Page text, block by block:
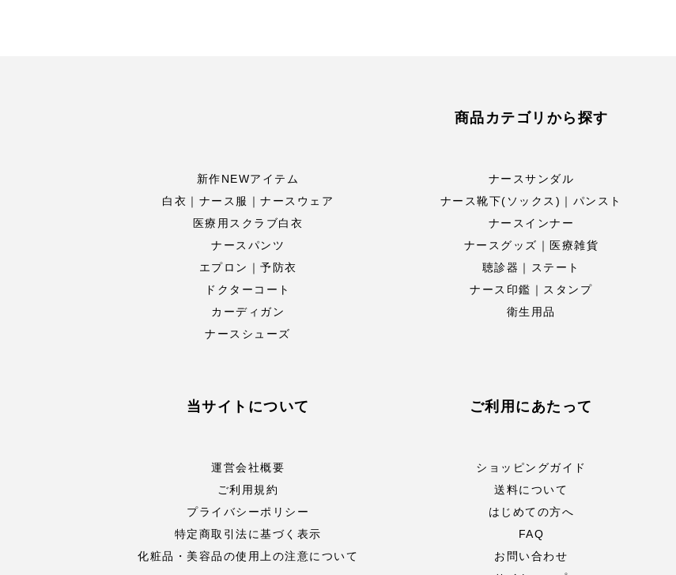
商品カテゴリから探す
新作NEWアイテム
白衣｜ナース服｜ナースウェア
医療用スクラブ白衣
ナースパンツ
エプロン｜予防衣
ドクターコート
カーディガン
ナースシューズ
ナースサンダル
ナース靴下(ソックス)｜パンスト
ナースインナー
ナースグッズ｜医療雑貨
聴診器｜ステート
ナース印鑑｜スタンプ
衛生用品
当サイトについて
運営会社概要
ご利用規約
プライバシーポリシー
特定商取引法に基づく表示
化粧品・美容品の使用上の注意について
ご利用にあたって
ショッピングガイド
送料について
はじめての方へ
FAQ
お問い合わせ